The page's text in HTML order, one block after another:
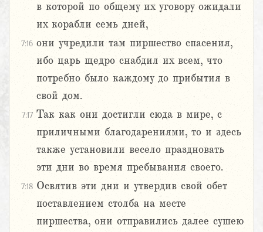
в которой по общему их уговору ожидали
их корабли семь дней,
7:16 они учредили там пиршество спасения,
ибо царь щедро снабдил их всем, что
потребно было каждому до прибытия в
свой дом.
7:17 Так как они достигли сюда в мире, с
приличными благодарениями, то и здесь
также установили весело праздновать
эти дни во время пребывания своего.
7:18 Освятив эти дни и утвердив свой обет
поставлением столба на месте
пиршества, они отправились далее сушею